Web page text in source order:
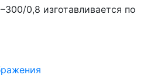
0,8 изготавливается по